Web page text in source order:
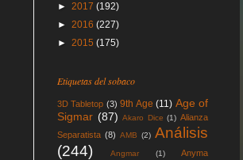
► 2017 (192)
► 2016 (227)
► 2015 (175)
Etiquetas del sobaco
3D Tabletop (3) 9th Age (11) Age of
Sigmar (87) Akaro Dice (1) Alianza
Separatista (8) AMB (2) Análisis
(244)
Angmar (1)
Anyma